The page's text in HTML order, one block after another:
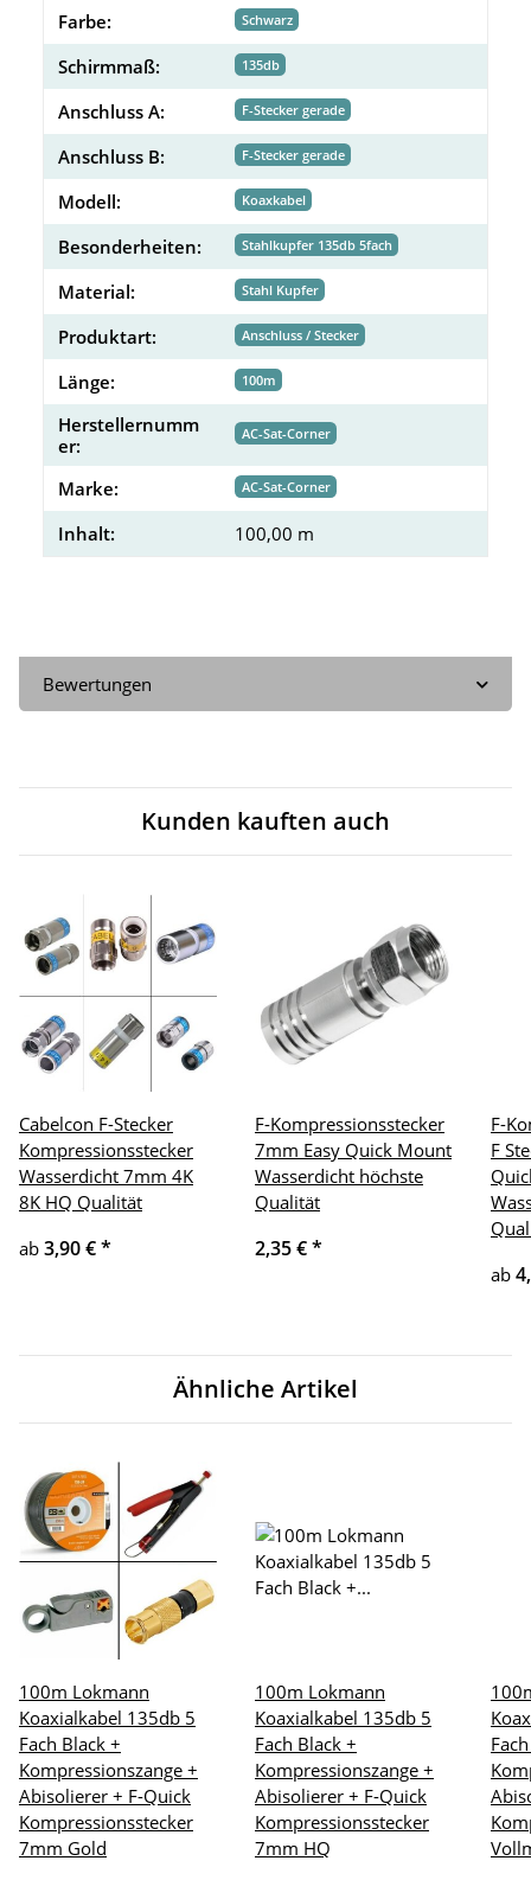
Farbe: Schwarz
Schirmmaß: 135db
Anschluss A: F-Stecker gerade
Anschluss B: F-Stecker gerade
Modell: Koaxkabel
Besonderheiten: Stahlkupfer 135db 5fach
Material: Stahl Kupfer
Produktart: Anschluss / Stecker
Länge: 100m
Herstellernumm
er:
AC-Sat-Corner
Marke: AC-Sat-Corner
Inhalt: 100,00 m
Bewertungen
Kunden kauften auch
Cabelcon F-Stecker
Kompressionsstecker
Wasserdicht 7mm 4K
8K HQ Qualität
ab 3,90 €*
F-Kompressionsstecker
7mm Easy Quick Mount
Wasserdicht höchste
Qualität
2,35 €*
F-
F
ab
Ähnliche Artikel
100m Lokmann
Koaxialkabel 135db 5
Fach Black +
Kompressionszange +
Abisolierer + F-Quick
Kompressionsstecker
7mm Gold
100m Lokmann
Koaxialkabel 135db 5
Fach Black +
Kompressionszange +
Abisolierer + F-Quick
Kompressionsstecker
7mm HQ